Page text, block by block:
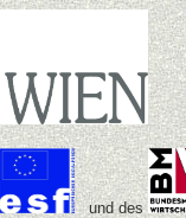
und des